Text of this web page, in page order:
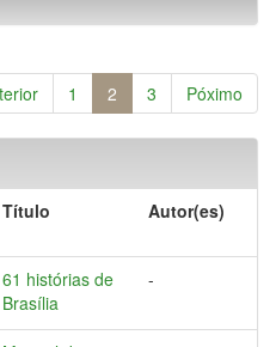
1 2 3 Póximo
Título Autor(es)
61 histórias de
Brasília
-